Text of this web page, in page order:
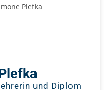
und Diplom